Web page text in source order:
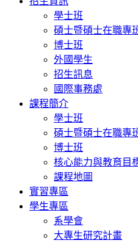
學士班
碩士暨碩士在職專
博士班
外國學生
招生訊息
國際事務處
課程簡介
學士班
碩士暨碩士在職專
博士班
核心能力與教育目
課程地圖
實習專區
學生專區
系學會
大專生研究計畫